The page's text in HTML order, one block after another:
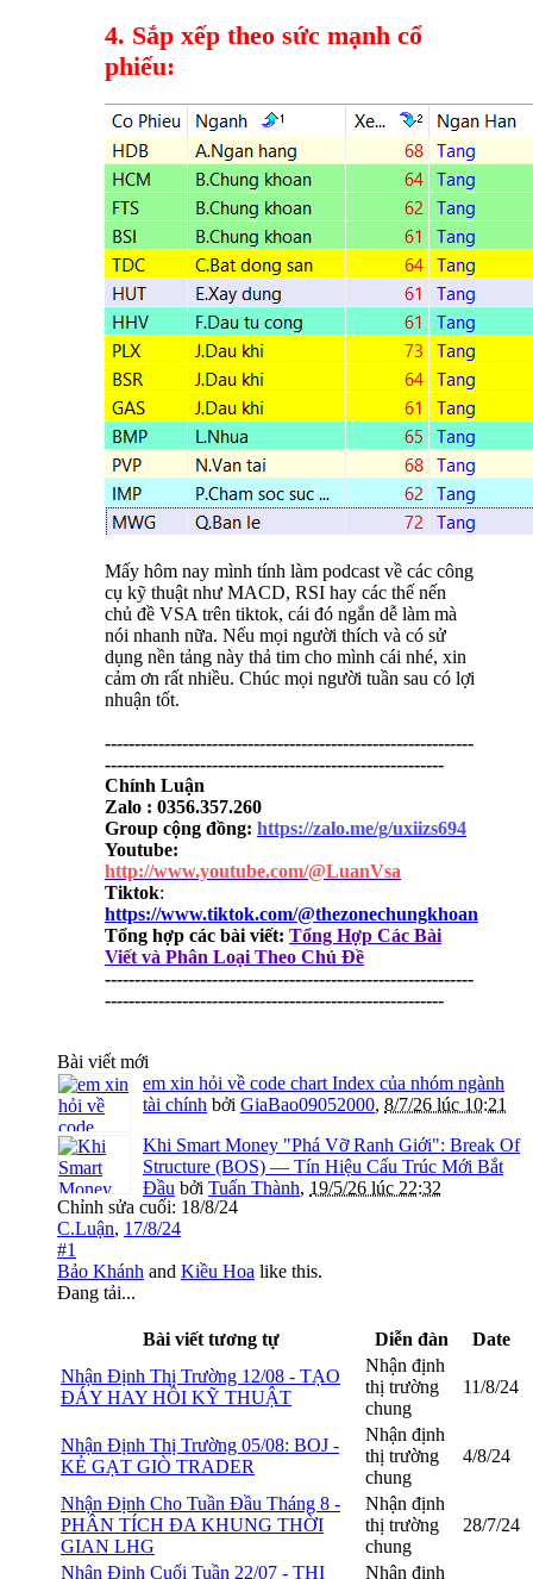
4. Sắp xếp theo sức mạnh cổ
phiếu:
Mấy hôm nay mình tính làm podcast về các công
cụ kỹ thuật như MACD, RSI hay các thế nến
chủ đề VSA trên tiktok, cái đó ngắn dễ làm mà
nói nhanh nữa. Nếu mọi người thích và có sử
dụng nền tảng này thả tim cho mình cái nhé, xin
cảm ơn rất nhiều. Chúc mọi người tuần sau có lợi
nhuận tốt.
--------------------------------------------------------------
---------------------------------------------------------
Chính Luận
Zalo : 0356.357.260
Group cộng đồng: https://zalo.me/g/uxiizs694
Youtube:
http://www.youtube.com/@LuanVsa
Tiktok:
https://www.tiktok.com/@thezonechungkhoan
Tổng hợp các bài viết: Tổng Hợp Các Bài
Viết và Phân Loại Theo Chủ Đề
--------------------------------------------------------------
---------------------------------------------------------
Bài viết mới
em xin hỏi về code chart Index của nhóm ngành
tài chính bởi GiaBao09052000, 8/7/26 lúc 10:21
Khi Smart Money "Phá Vỡ Ranh Giới": Break Of
Structure (BOS) — Tín Hiệu Cấu Trúc Mới Bắt
Đầu bởi Tuấn Thành, 19/5/26 lúc 22:32
Chỉnh sửa cuối: 18/8/24
C.Luận, 17/8/24
#1
Bảo Khánh and Kiều Hoa like this.
Đang tải...
Bài viết tương tự Diễn đàn
Date
Nhận Định Thị Trường 12/08 - TẠO
ĐÁY HAY HỒI KỸ THUẬT
Nhận định
thị trường
chung
11/8/24
Nhận Định Thị Trường 05/08: BOJ -
KẺ GẠT GIÒ TRADER
Nhận định
thị trường
chung
4/8/24
Nhận Định Cho Tuần Đầu Tháng 8 -
PHÂN TÍCH ĐA KHUNG THỜI
GIAN LHG
Nhận định
thị trường
chung
28/7/24
Nhận Định Cuối Tuần 22/07 - THỊ Nhận định